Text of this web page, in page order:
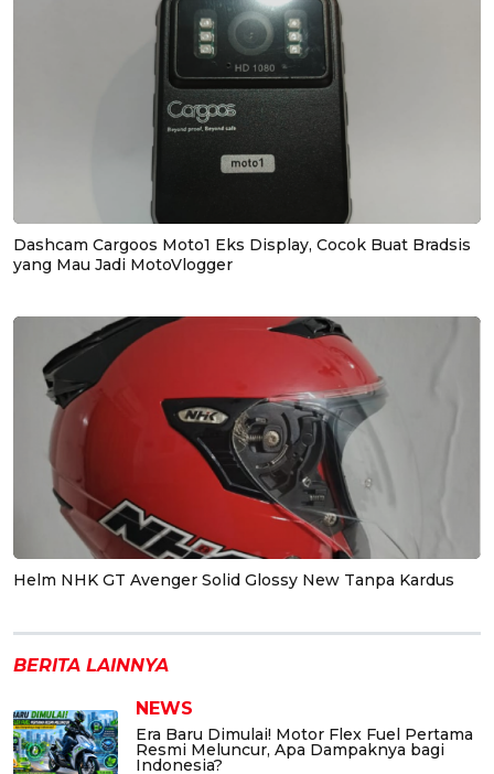
Dashcam Cargoos Moto1 Eks Display, Cocok Buat Bradsis
yang Mau Jadi MotoVlogger
Helm NHK GT Avenger Solid Glossy New Tanpa Kardus
BERITA LAINNYA
NEWS
Era Baru Dimulai! Motor Flex Fuel Pertama
Resmi Meluncur, Apa Dampaknya bagi
Indonesia?